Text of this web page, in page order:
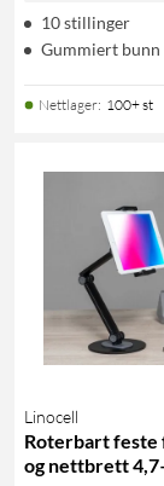
10 stillinger
Gummiert bunn
Nettlager: 100+ st
Linocell
Roterbart feste
og nettbrett